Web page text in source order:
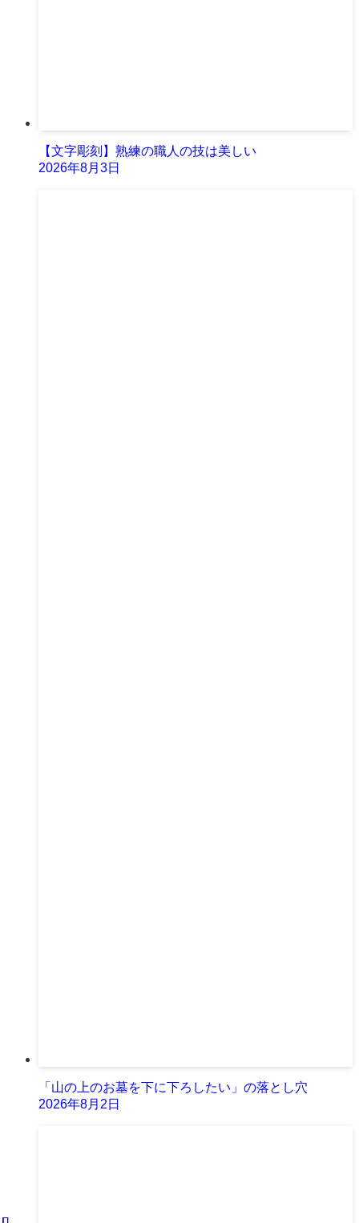
【文字彫刻】熟練の職人の技は美しい
2026年8月3日
「山の上のお墓を下に下ろしたい」の落とし穴
2026年8月2日